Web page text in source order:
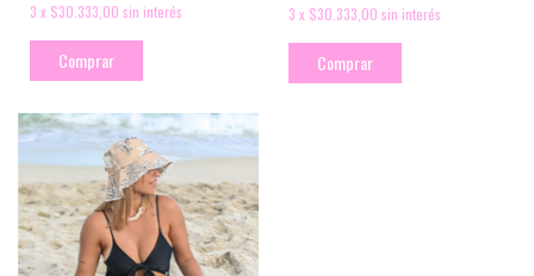
3 x $30.333,00 sin interés
Comprar
3 x $30.333,00 sin interés
Comprar